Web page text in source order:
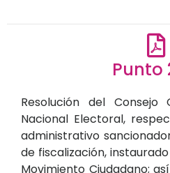
Punto
Resolución del
Nacional Electoral,
administrativo
de fiscalización,
Movimiento Ciudadano;